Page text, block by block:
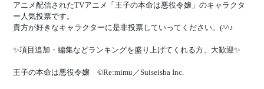
アニメ配信されたTVアニメ「王子の本命は悪役令嬢」のキャラクタ
ー人気投票です。
貴方が好きなキャラクターに是非投票していってください。(^^♪
✨項目追加・編集などランキングを盛り上げてくれる方、大歓迎✨
王子の本命は悪役令嬢 ©Re:mimu／Suiseisha Inc.